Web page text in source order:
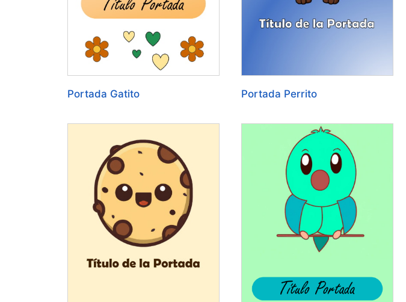
Portada Gatito Portada Perrito